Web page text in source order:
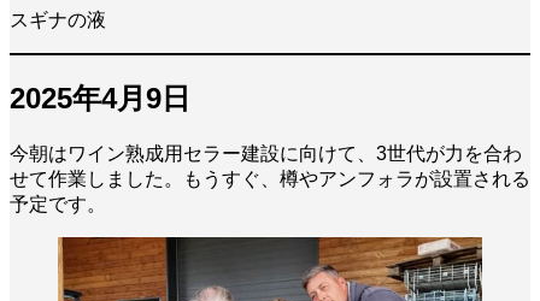
スギナの液
2025年4月9日
今朝はワイン熟成用セラー建設に向けて、3世代が力を合わ
せて作業しました。もうすぐ、樽やアンフォラが設置される
予定です。